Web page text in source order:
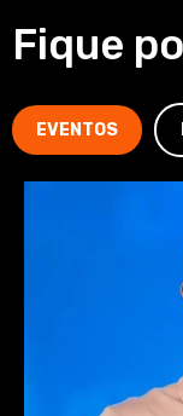
Fique
EVENTOS